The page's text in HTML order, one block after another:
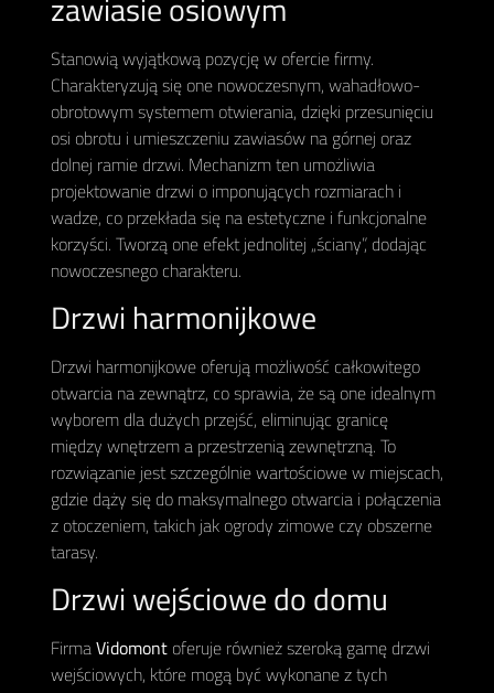
Stanowią wyjątkową pozycję w ofercie firmy.
Charakteryzują się one nowoczesnym, wahadłowo-
obrotowym systemem otwierania, dzięki przesunięciu
osi obrotu i umieszczeniu zawiasów na górnej oraz
dolnej ramie drzwi. Mechanizm ten umożliwia
projektowanie drzwi o imponujących rozmiarach i
wadze, co przekłada się na estetyczne i funkcjonalne
korzyści. Tworzą one efekt jednolitej „ściany”, dodając
nowoczesnego charakteru.
Drzwi harmonijkowe
Drzwi harmonijkowe oferują możliwość całkowitego
otwarcia na zewnątrz, co sprawia, że są one idealnym
wyborem dla dużych przejść, eliminując granicę
między wnętrzem a przestrzenią zewnętrzną. To
rozwiązanie jest szczególnie wartościowe w miejscach,
gdzie dąży się do maksymalnego otwarcia i połączenia
z otoczeniem, takich jak ogrody zimowe czy obszerne
tarasy.
Drzwi wejściowe do domu
FirmaVidomontoferuje również szeroką gamę drzwi
wejściowych, które mogą być wykonane z tych